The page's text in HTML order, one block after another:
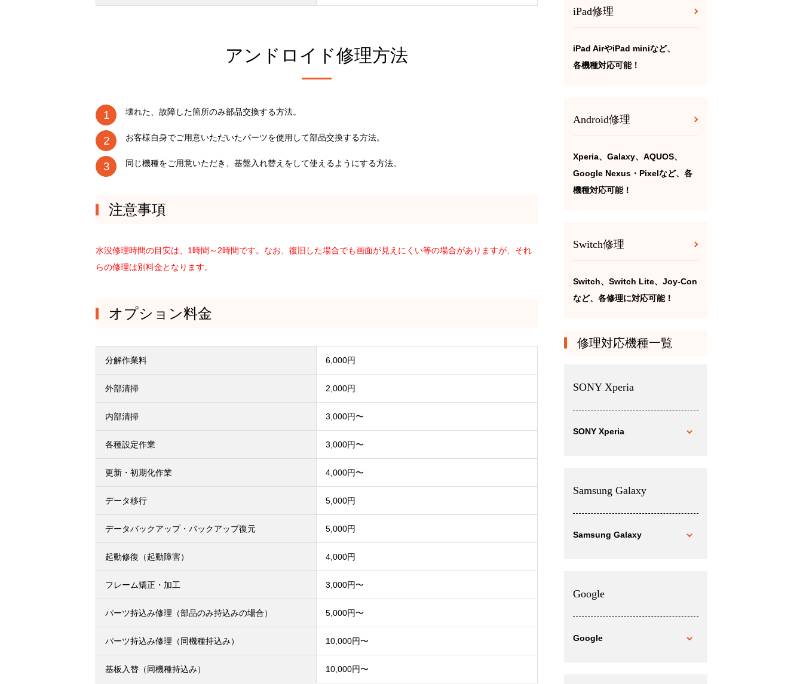
アンドロイド修理方法
壊れた、故障した箇所のみ部品交換する方法。
お客様自身でご用意いただいたパーツを使用して部品交換する方法。
同じ機種をご用意いただき、基盤入れ替えをして使えるようにする方法。
注意事項
水没修理時間の目安は、1時間～2時間です。なお、復旧した場合でも画面が見えにくい等の場合がありますが、それ
らの修理は別料金となります。
オプション料金
分解作業料 6,000円
外部清掃 2,000円
内部清掃 3,000円〜
各種設定作業 3,000円〜
更新・初期化作業 4,000円〜
データ移行 5,000円
データバックアップ・バックアップ復元 5,000円
起動修復（起動障害） 4,000円
フレーム矯正・加工 3,000円〜
パーツ持込み修理（部品のみ持込みの場合） 5,000円〜
パーツ持込み修理（同機種持込み） 10,000円〜
基板入替（同機種持込み） 10,000円〜
iPad修理
iPad AirやiPad miniなど、
各機種対応可能！
Android修理
Xperia、Galaxy、AQUOS、
Google Nexus・Pixelなど、各
機種対応可能！
Switch修理
Switch、Switch Lite、Joy-Con
など、各修理に対応可能！
修理対応機種一覧
SONY Xperia
SONY Xperia
Samsung Galaxy
Samsung Galaxy
Google
Google